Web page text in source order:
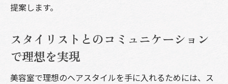
提案します。
スタイリストとのコミュニケーション
で理想を実現
美容室で理想のヘアスタイルを手に入れるためには、ス